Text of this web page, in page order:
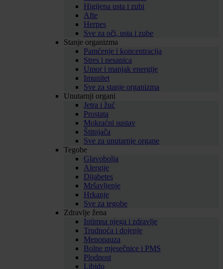
Higijena usta i zubi
Afte
Herpes
Sve za oči, usta i zube
Stanje organizma
Pamćenje i koncentracija
Stres i nesanica
Umor i manjak energije
Imunitet
Sve za stanje organizma
Unutarnji organi
Jetra i žuć
Prostata
Mokraćni sustav
Štitnjača
Sve za unutarnje organe
Tegobe
Glavobolja
Alergije
Dijabetes
Mršavljenje
Hrkanje
Sve za tegobe
Zdravlje žena
Intimna njega i zdravlje
Trudnoća i dojenje
Menopauza
Bolne mjesečnice i PMS
Plodnost
Libido